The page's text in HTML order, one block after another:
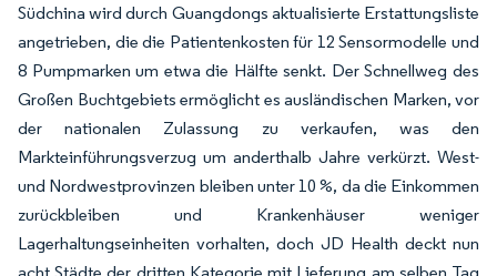
Südchina wird durch Guangdongs aktualisierte Erstattungsliste
angetrieben, die die Patientenkosten für 12 Sensormodelle und
8 Pumpmarken um etwa die Hälfte senkt. Der Schnellweg des
Großen Buchtgebiets ermöglicht es ausländischen Marken, vor
der nationalen Zulassung zu verkaufen, was den
Markteinführungsverzug um anderthalb Jahre verkürzt. West-
und Nordwestprovinzen bleiben unter 10 %, da die Einkommen
zurückbleiben und Krankenhäuser weniger
Lagerhaltungseinheiten vorhalten, doch JD Health deckt nun